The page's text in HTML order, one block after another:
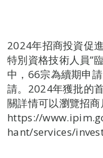
2024年招商投資促
特別資格技術人員”
中，66宗為續期申
請。2024年獲批的
關詳情可以瀏覽招商
https://
hant/services/